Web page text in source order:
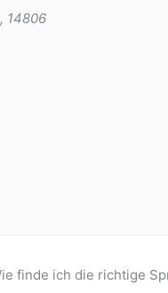
14806
finde ich die richtige